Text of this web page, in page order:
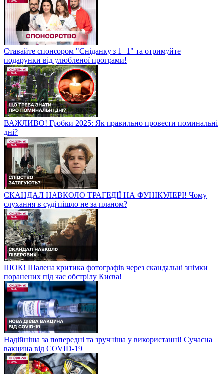
Ставайте спонсором "Сніданку з 1+1" та отримуйте
подарунки від улюбленої програми!
ВАЖЛИВО! Гробки 2025: Як правильно провести поминальні
дні?
СКАНДАЛ НАВКОЛО ТРАГЕДІЇ НА ФУНІКУЛЕРІ! Чому
слухання в суді пішло не за планом?
ШОК! Шалена критика фотографів через скандальні знімки
поранених під час обстрілу Києва!
Надійніша за попередні та зручніша у використанні! Сучасна
вакцина від COVID-19